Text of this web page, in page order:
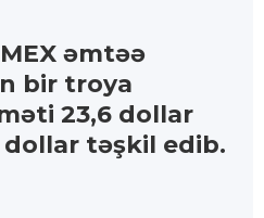
əmtəə
bir troya
23,6 dollar
təşkil edib.